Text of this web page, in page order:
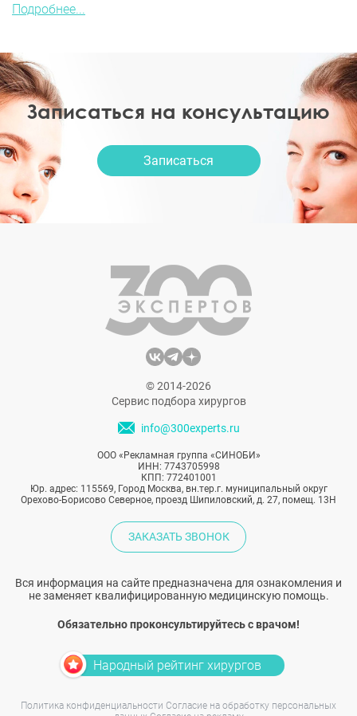
Подробнее...
Записаться на консультацию
Записаться
© 2014-2026
Сервис подбора хирургов
info@300experts.ru
ООО «Рекламная группа «СИНОБИ»
ИНН: 7743705998
КПП: 772401001
Юр. адрес: 115569, Город Москва, вн.тер.г. муниципальный округ
Орехово-Борисово Северное, проезд Шипиловский, д. 27, помещ. 13Н
ЗАКАЗАТЬ ЗВОНОК
Вся информация на сайте предназначена для ознакомления и
не заменяет квалифицированную медицинскую помощь.
Обязательно проконсультируйтесь с врачом!
Народный рейтинг хирургов
Политика конфиденциальности Согласие на обработку персональных